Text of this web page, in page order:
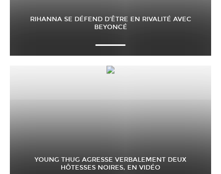
RIHANNA SE DÉFEND D’ÊTRE EN RIVALITÉ AVEC
BEYONCÉ
YOUNG THUG AGRESSE VERBALEMENT DEUX
HÔTESSES NOIRES, EN VIDÉO